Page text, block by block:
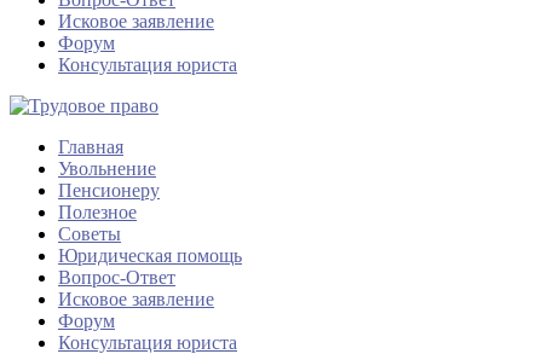
Исковое заявление
Форум
Консультация юриста
Главная
Увольнение
Пенсионеру
Полезное
Советы
Юридическая помощь
Вопрос-Ответ
Исковое заявление
Форум
Консультация юриста